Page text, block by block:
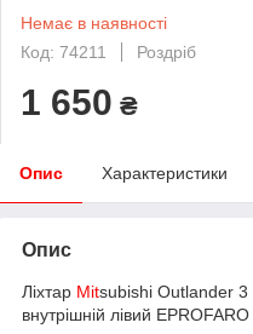
Немає в наявності
Код: 74211
Роздріб
1 650 ₴
Опис Характеристики
Опис
Ліхтар Mitsubishi Outlander 3
внутрішній лівий EPROFARO